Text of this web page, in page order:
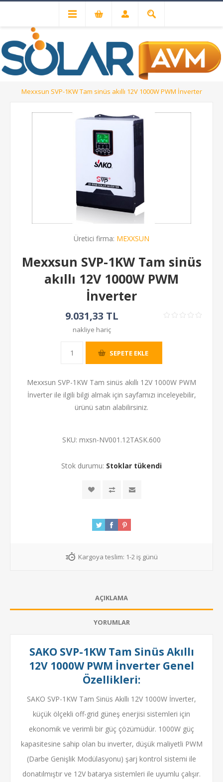
Solar Inverterler
Off-Grid İnverterler
Mexxsun SVP-1KW Tam sinüs akıllı 12V 1000W PWM İnverter
Üretici firma: MEXXSUN
Mexxsun SVP-1KW Tam sinüs
akıllı 12V 1000W PWM
İnverter
9.031,33 TL
nakliye hariç
SEPETE EKLE
Mexxsun SVP-1KW Tam sinüs akıllı 12V 1000W PWM
İnverter ile ilgili bilgi almak için sayfamızı inceleyebilir,
ürünü satın alabilirsiniz.
SKU: mxsn-NV001.12TASK.600
Stok durumu: Stoklar tükendi
Kargoya teslim: 1-2 iş günü
AÇIKLAMA
YORUMLAR
SAKO SVP-1KW Tam Sinüs Akıllı
12V 1000W PWM İnverter Genel
Özellikleri:
SAKO SVP-1KW Tam Sinüs Akıllı 12V 1000W İnverter,
küçük ölçekli off-grid güneş enerjisi sistemleri için
ekonomik ve verimli bir güç çözümüdür. 1000W güç
kapasitesine sahip olan bu inverter, düşük maliyetli PWM
(Darbe Genişlik Modülasyonu) şarj kontrol sistemi ile
donatılmıştır ve 12V batarya sistemleri ile uyumlu çalışır.